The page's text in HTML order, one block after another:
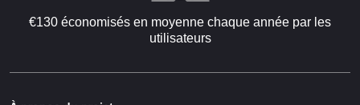
€130 économisés en moyenne chaque année par les
utilisateurs